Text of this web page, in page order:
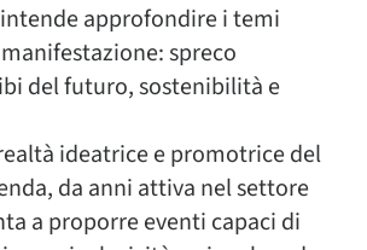
approfondire i temi
spreco
del futuro, sostenibilità e
ideatrice e promotrice del
da anni attiva nel settore
a proporre eventi capaci di